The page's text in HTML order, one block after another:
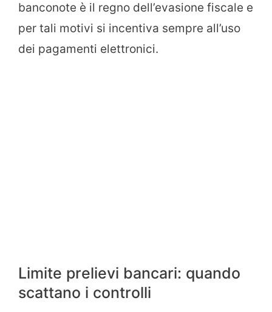
banconote è il regno dell’evasione fiscale e
per tali motivi si incentiva sempre all’uso
dei pagamenti elettronici.
Limite prelievi bancari: quando
scattano i controlli